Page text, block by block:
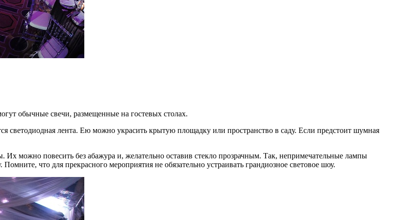
обычные свечи, размещенные на гостевых столах.
лента. Ею можно украсить крытую площадку или пространство в саду. Если предстоит шумная
можно повесить без абажура и, желательно оставив стекло прозрачным. Так, непримечательные лампы
что для прекрасного мероприятия не обязательно устраивать грандиозное световое шоу.